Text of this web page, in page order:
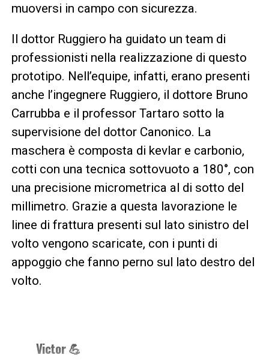
muoversi in campo con sicurezza.
Il dottor Ruggiero ha guidato un team di
professionisti nella realizzazione di questo
prototipo. Nell’equipe, infatti, erano presenti
anche l’ingegnere Ruggiero, il dottore Bruno
Carrubba e il professor Tartaro sotto la
supervisione del dottor Canonico. La
maschera è composta di kevlar e carbonio,
cotti con una tecnica sottovuoto a 180°, con
una precisione micrometrica al di sotto del
millimetro. Grazie a questa lavorazione le
linee di frattura presenti sul lato sinistro del
volto vengono scaricate, con i punti di
appoggio che fanno perno sul lato destro del
volto.
Victor 💪